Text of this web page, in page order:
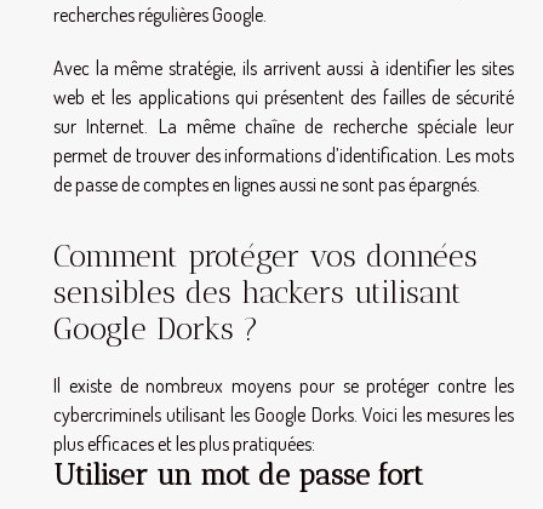
recherches régulières Google.
Avec la même stratégie, ils arrivent aussi à identifier les sites
web et les applications qui présentent des failles de sécurité
sur Internet. La même chaîne de recherche spéciale leur
permet de trouver des informations d’identification. Les mots
de passe de comptes en lignes aussi ne sont pas épargnés.
Comment protéger vos données
sensibles des hackers utilisant
Google Dorks ?
Il existe de nombreux moyens pour se protéger contre les
cybercriminels utilisant les Google Dorks. Voici les mesures les
plus efficaces et les plus pratiquées:
Utiliser un mot de passe fort